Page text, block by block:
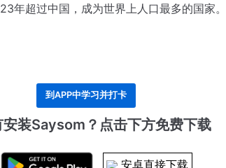
年超过中国，成为世界上人口最多的国家。
到APP中学习并打卡
安装Saysom？点击下方免费下载
安卓直接下载